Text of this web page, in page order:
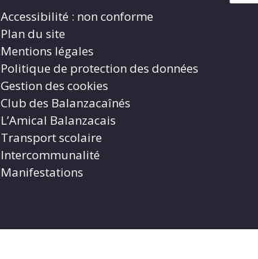
Accessibilité : non conforme
Plan du site
Mentions légales
Politique de protection des données
Gestion des cookies
Club des Balanzacaînés
L’Amical Balanzacais
Transport scolaire
Intercommunalité
Manifestations